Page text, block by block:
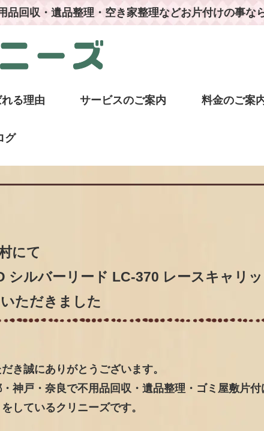
品回収・遺品整理・空き家整理などお片付けの事な
る理由 サービスのご案内 料金のご案
グ
にて
シルバーリード LC-370 レースキャリ
ただきました
き誠にありがとうございます。
神戸・奈良で不用品回収・遺品整理・ゴミ屋敷片
しているクリニーズです。